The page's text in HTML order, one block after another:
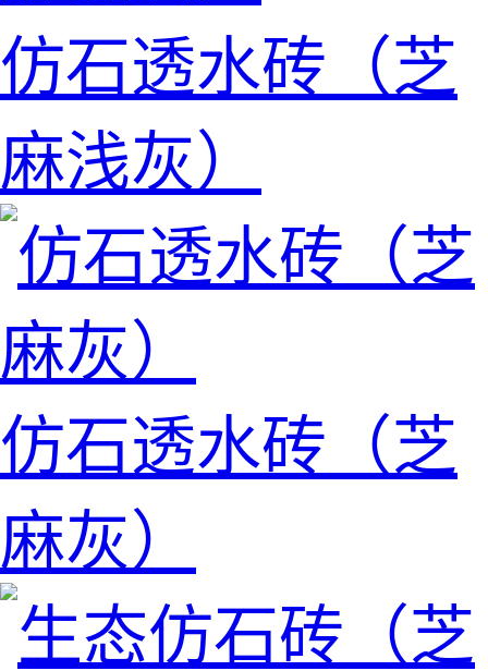
仿石透水砖（芝
麻浅灰）
仿石透水砖（芝
麻灰）